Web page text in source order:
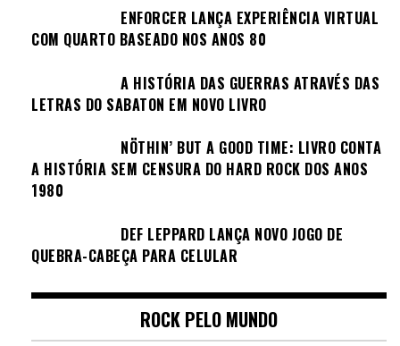
ENFORCER LANÇA EXPERIÊNCIA VIRTUAL
COM QUARTO BASEADO NOS ANOS 80
A HISTÓRIA DAS GUERRAS ATRAVÉS DAS
LETRAS DO SABATON EM NOVO LIVRO
NÖTHIN’ BUT A GOOD TIME: LIVRO CONTA
A HISTÓRIA SEM CENSURA DO HARD ROCK DOS ANOS
1980
DEF LEPPARD LANÇA NOVO JOGO DE
QUEBRA-CABEÇA PARA CELULAR
ROCK PELO MUNDO